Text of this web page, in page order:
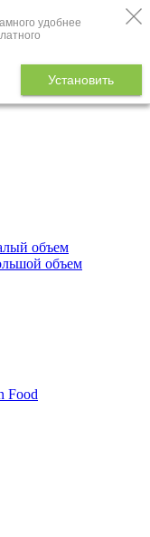
удобнее
Установить
объем
объем
Food